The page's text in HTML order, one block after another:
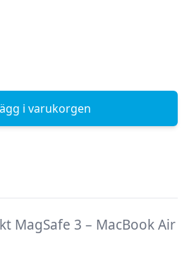
i varukorgen
MagSafe 3 – MacBook Air